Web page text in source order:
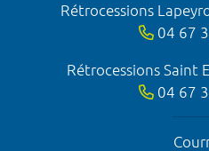
Rétrocessions
04 67
Rétrocessions Saint
04 67